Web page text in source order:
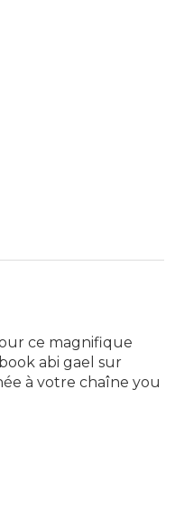
ce magnifique
abi gael sur
à votre chaîne you